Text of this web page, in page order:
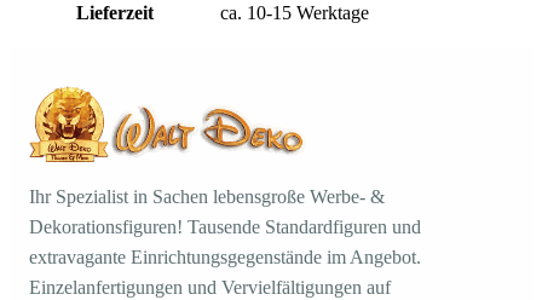
Lieferzeit
ca. 10-15 Werktage
Ihr Spezialist in Sachen lebensgroße Werbe- &
Dekorationsfiguren! Tausende Standardfiguren und
extravagante Einrichtungsgegenstände im Angebot.
Einzelanfertigungen und Vervielfältigungen auf